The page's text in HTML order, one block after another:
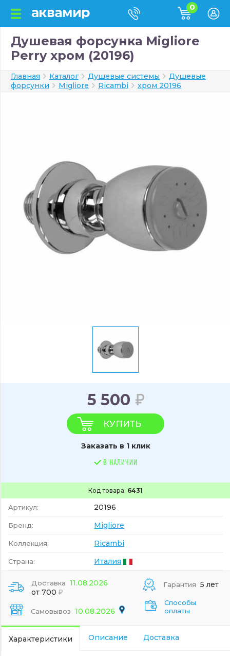
0
Душевая форсунка Migliore
Perry хром (20196)
Главная Каталог Душевые системы
Душевые
форсунки
Migliore Ricambi хром 20196
Код товара: 6431
Артикул: 20196
Бренд: Migliore
Коллекция: Ricambi
Страна: Италия
5 500
КУПИТЬ
Заказать в 1 клик
В НАЛИЧИИ
Доставка 11.08.2026
от 700
Самовывоз 10.08.2026
Гарантия 5 лет
Способы
оплаты
Характеристики Описание Доставка